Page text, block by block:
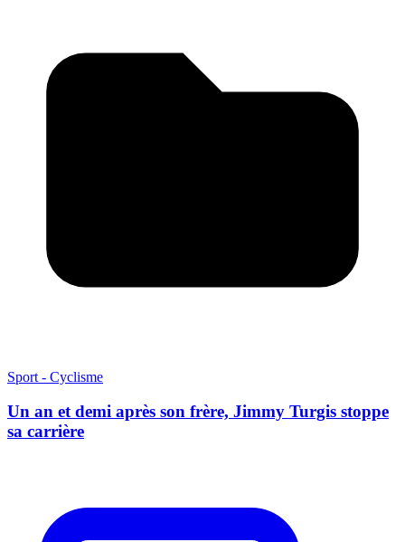
Sport - Cyclisme
Un an et demi après son frère, Jimmy Turgis stoppe
sa carrière